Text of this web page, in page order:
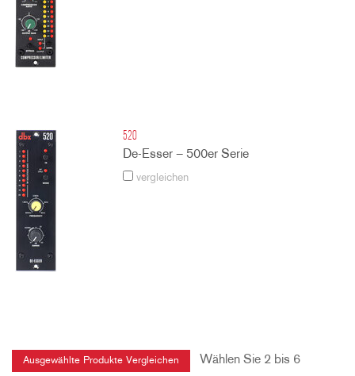
520
De-Esser – 500er Serie
vergleichen
Wählen Sie 2 bis 6